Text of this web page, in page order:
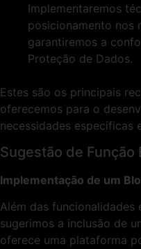
Implementaremos
posicionamento nos
garantiremos a
Proteção de Dados.
Estes são os principais
oferecemos para o
necessidades específicas
Sugestão de Função
Implementação de um
Além das funcionalidades
sugerimos a inclusão de
oferece uma plataforma